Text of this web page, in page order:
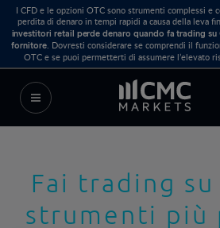
I CFD e le opzioni OTC sono strumenti complessi e
perdita di denaro in tempi rapidi a causa della leva
investitori retail perde denaro quando fa trading su
fornitore. Dovresti considerare se comprendi il
OTC e se puoi permetterti di assumere l’elevato
Fai trading
strumenti più